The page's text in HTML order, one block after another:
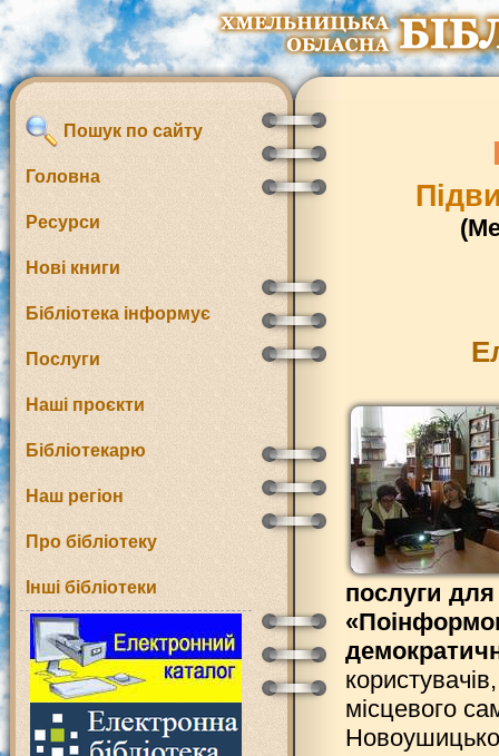
Пошук по сайту
Головна
Ресурси
Нові книги
Бібліотека інформує
Послуги
Наші проєкти
Бібліотекарю
Наш регіон
Про бібліотеку
Інші бібліотеки
послуги
місцевого